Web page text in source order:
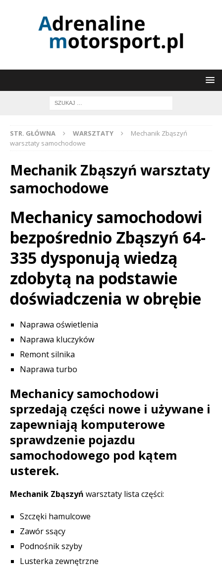
STR. GŁÓWNA WARSZTATY
Mechanik Zbąszyń
warsztaty samochodowe
Mechanik Zbąszyń warsztaty
samochodowe
Mechanicy samochodowi
bezpośrednio Zbąszyń 64-
335 dysponują wiedzą
zdobytą na podstawie
doświadczenia w obrębie
Naprawa oświetlenia
Naprawa kluczyków
Remont silnika
Naprawa turbo
Mechanicy samochodowi
sprzedają części nowe i używane i
zapewniają komputerowe
sprawdzenie pojazdu
samochodowego pod kątem
usterek.
Mechanik Zbąszyń warsztaty lista części:
Szczęki hamulcowe
Zawór ssący
Podnośnik szyby
Lusterka zewnętrzne